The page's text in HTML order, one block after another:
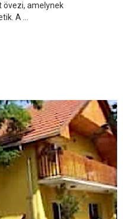
övezi, amelynek
A ...